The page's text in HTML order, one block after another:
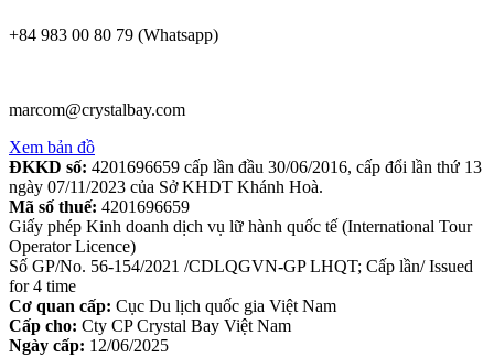
+84 983 00 80 79 (Whatsapp)
marcom@crystalbay.com
Xem bản đồ
ĐKKD số: 4201696659 cấp lần đầu 30/06/2016, cấp đổi lần thứ 13
ngày 07/11/2023 của Sở KHDT Khánh Hoà.
Mã số thuế: 4201696659
Giấy phép Kinh doanh dịch vụ lữ hành quốc tế (International Tour
Operator Licence)
Số GP/No. 56-154/2021 /CDLQGVN-GP LHQT; Cấp lần/ Issued
for 4 time
Cơ quan cấp: Cục Du lịch quốc gia Việt Nam
Cấp cho: Cty CP Crystal Bay Việt Nam
Ngày cấp: 12/06/2025